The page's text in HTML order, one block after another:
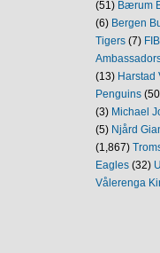
(51) Bærum
(6) Bergen
Tigers (7)
(13) Harstad
Penguins
(3) Michael
(5) Njård
(1,867)
Eagles (32)
Vålerenga